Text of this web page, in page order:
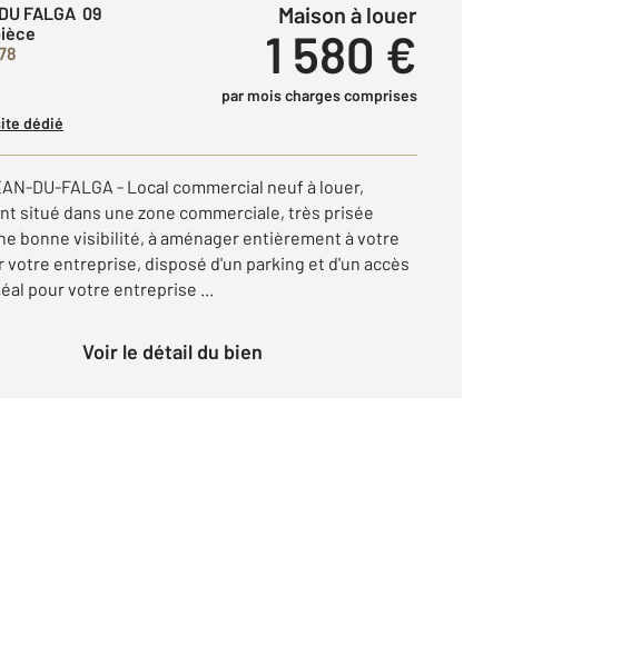
FALGA 09
Maison à louer
1 580 €
par mois charges comprises
dédié
DU-FALGA - Local commercial neuf à louer,
situé dans une zone commerciale, très prisée
bonne visibilité, à aménager entièrement à votre
votre entreprise, disposé d'un parking et d'un accès
pour votre entreprise ...
Voir le détail du bien